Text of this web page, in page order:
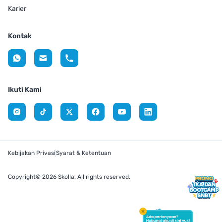
Karier
Kontak
Ikuti Kami
Copyright© 2026 Skolla. All rights reserved.
Kebijakan PrivasiSyarat & Ketentuan